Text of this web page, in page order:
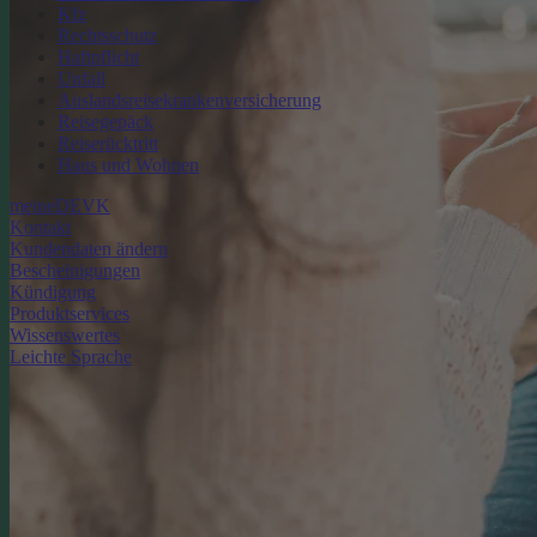
Kfz
Rechtsschutz
Haftpflicht
Unfall
Auslandsreisekrankenversicherung
Reisegepäck
Reiserücktritt
Haus und Wohnen
meineDEVK
Kontakt
Kundendaten ändern
Bescheinigungen
Kündigung
Produktservices
Wissenswertes
Leichte Sprache